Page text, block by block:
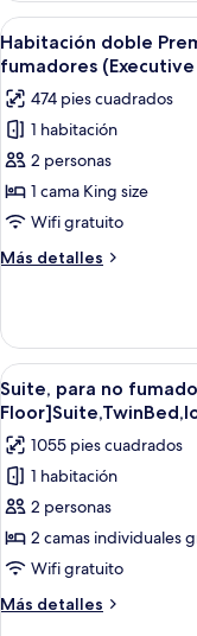
fumadores
([Executive
Floor]
Large,lounge
access)
camas
individuales,
no
fumadores
([Executive
Floor]
Large,lounge
Abrir
todas
las
fotos
de
Habitación
doble
Premier,
1
cama
size,
para
no
fumadores
(Executive
Floor,lounge
access)
6
Habitación doble
fumadores
474 pies cuadrados
1 habitación
2 personas
1 cama King size
Wifi gratuito
Más detalles
Más
doble
Premier,
1
cama
size,
para
no
fumadores
(Executive
access)
Abrir
todas
las
fotos
de
Suite,
para
no
fumadores
([Executive
6
Suite, para no
1055 pies cuadrados
1 habitación
2 personas
2 camas individuales
Wifi gratuito
Más detalles
Más